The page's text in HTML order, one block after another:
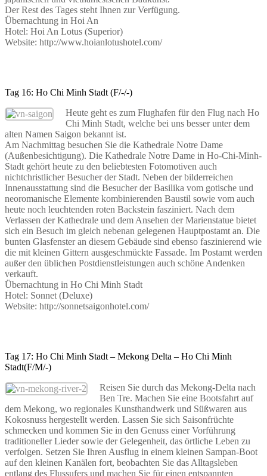
Der Rest des Tages steht Ihnen zur Verfügung.
Übernachtung in Hoi An
Hotel: Hoi An Lotus (Superior)
Website: http://www.hoianlotushotel.com/
Tag 16: Ho Chi Minh Stadt (F/-/-)
Heute geht es zum Flughafen für den Flug nach Ho
Chi Minh Stadt, welche bei uns besser unter dem
alten Namen Saigon bekannt ist.
Am Nachmittag besuchen Sie die Kathedrale Notre Dame
(Außenbesichtigung). Die Kathedrale Notre Dame in Ho-Chi-Minh-
Stadt gehört heute zu den beliebtesten Fotomotiven auch
nichtchristlicher Besucher der Stadt. Neben der bilderreichen
Innenausstattung sind die Besucher der Basilika vom gotische und
neoromanische Elemente kombinierenden Baustil sowie vom auch
heute noch leuchtenden roten Backstein fasziniert. Nach dem
Verlassen der Kathedrale und dem Ansehen der Marienstatue bietet
sich ein Besuch im gleich nebenan gelegenen Hauptpostamt an. Die
bunten Glasfenster an diesem Gebäude sind ebenso faszinierend wie
die mit kleinen Gittern ausgeschmückte Fassade. Im Postamt werden
außer den üblichen Postdienstleistungen auch schöne Andenken
verkauft.
Übernachtung in Ho Chi Minh Stadt
Hotel: Sonnet (Deluxe)
Website: http://sonnetsaigonhotel.com/
Tag 17: Ho Chi Minh Stadt – Mekong Delta – Ho Chi Minh
Stadt(F/M/-)
Reisen Sie durch das Mekong-Delta nach
Ben Tre. Machen Sie eine Bootsfahrt auf
dem Mekong, wo regionales Kunsthandwerk und Süßwaren aus
Kokosnuss hergestellt werden. Lassen Sie sich Saisonfrüchte
schmecken und kommen Sie in den Genuss einer Vorführung
traditioneller Lieder sowie der Gelegenheit, das örtliche Leben zu
verfolgen. Setzen Sie Ihren Ausflug in einem kleinen Sampan-Boot
auf den kleinen Kanälen fort, beobachten Sie das Alltagsleben
entlang des Flussufers und machen Sie für einen entspannten